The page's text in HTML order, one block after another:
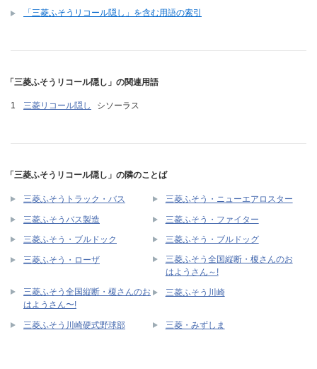
「三菱ふそうリコール隠し」を含む用語の索引
「三菱ふそうリコール隠し」の関連用語
三菱リコール隠し シソーラス
「三菱ふそうリコール隠し」の隣のことば
三菱ふそうトラック・バス 三菱ふそう・ニューエアロスター
三菱ふそうバス製造 三菱ふそう・ファイター
三菱ふそう・ブルドック 三菱ふそう・ブルドッグ
三菱ふそう・ローザ
三菱ふそう全国縦断・榎さんのお
はようさん～!
三菱ふそう全国縦断・榎さんのお
はようさん〜!
三菱ふそう川崎
三菱ふそう川崎硬式野球部 三菱・みずしま